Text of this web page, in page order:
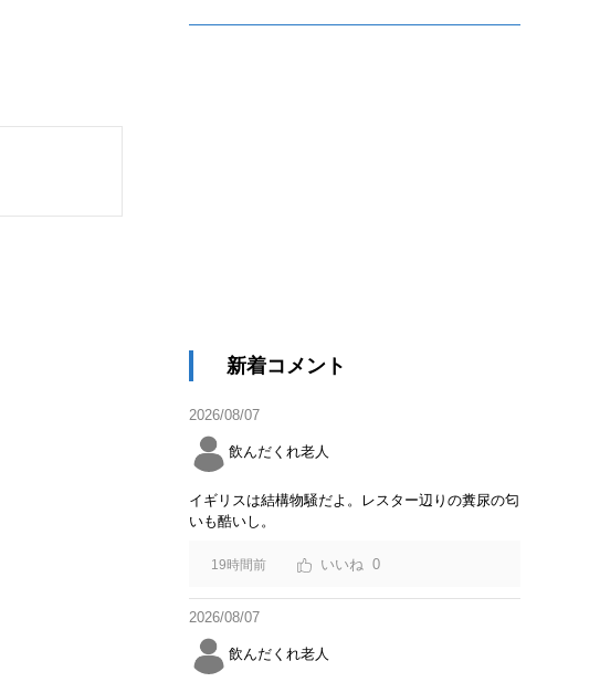
新着コメント
2026/08/07
飲んだくれ老人
イギリスは結構物騒だよ。レスター辺りの糞尿の匂
いも酷いし。
19時間前 0
2026/08/07
飲んだくれ老人